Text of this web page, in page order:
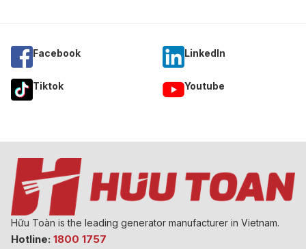
Facebook Linkedln
Tiktok Youtube
Hữu Toàn is the leading generator manufacturer in Vietnam.
Hotline: 1800 1757